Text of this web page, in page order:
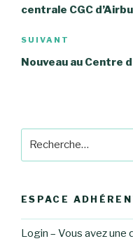
centrale CGC
Article
suivant
SUIVANT
Nouveau au Centre
ESPACE
Login – Vous avez une